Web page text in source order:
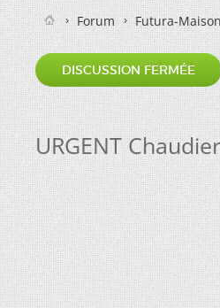
Forum Futura-
DISCUSSION FERMÉE
URGENT